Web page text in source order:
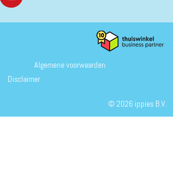
Algemene voorwaarden
Disclaimer
© 2026 ippies B.V.